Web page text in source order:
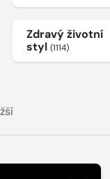
Zdravý životní
styl(1114)